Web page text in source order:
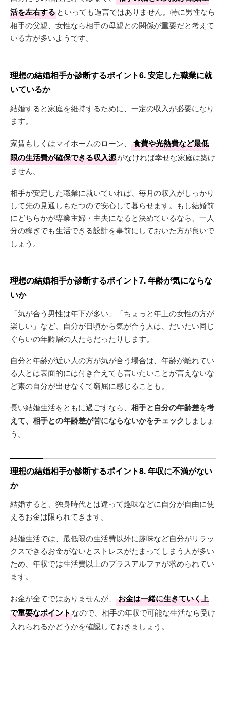
活を左右するといっても過言ではありません。特に男性なら
相手の父親、女性なら相手の母親との関係が重要だと考えて
いる方が多いようです。
理想の結婚相手か診断するポイント6. 安定した職業に就
いているか
結婚すると家庭を維持するために、一定の収入が必要になり
ます。
家賃もしくはマイホームのローン、
食費や光熱費など最低
限の生活費が確保できる収入源がなければ幸せな家庭は築け
ません。
相手が安定した職業に就いていれば、毎月の収入がしっかり
して先の見通しもたつので安心して暮らせます。もし結婚前
にどちらかが専業主婦・主夫になると決めているなら、一人
分の稼ぎでも生活できる設計を事前にしておいた方が良いで
しょう。
理想の結婚相手か診断するポイント7. 年齢が気にならな
いか
「気が合う男性は年下が多い」「ちょっと年上の女性の方が
楽しい」など、自分が日頃から気が合う人は、だいたい同じ
ぐらいの年齢層の人たちだったりします。
自分と年齢が近い人の方が気が合う場合は、年齢が離れてい
る人とは表面的には付き合えても言いたいことが言えないな
ど素の自分が出せなくて窮屈に感じることも。
長い結婚生活をともに過ごすなら、 相手と自分の年齢差を考
えて、相手との年齢差が苦にならないかをチェック しましょ
う。
理想の結婚相手か診断するポイント8. 年収に不満がない
か
結婚すると、独身時代とは違って趣味などに自分が自由に使
えるお金は限られてきます。
結婚生活では、最低限の生活費以外に趣味など自分がリラッ
クスできるお金がないとストレスがたまってしまう人が多い
ため、年収では生活費以上のプラスアルファが求められてい
ます。
お金が全てではありませんが、
お金は一緒に生きていく上
で重要なポイントなので、相手の年収で可能な生活なら受け
入れられるかどうかを確認しておきましょう。